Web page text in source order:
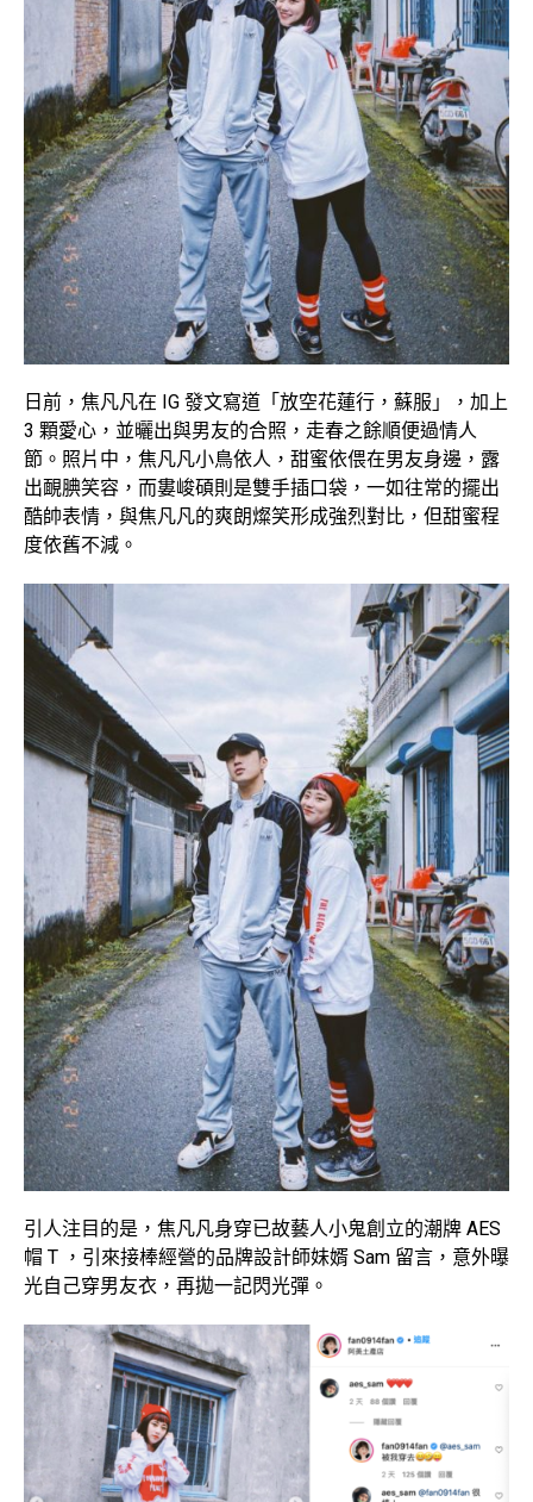
日前，焦凡凡在 IG 發文寫道「放空花蓮行，蘇服」，加上
3 顆愛心，並曬出與男友的合照，走春之餘順便過情人
節。照片中，焦凡凡小鳥依人，甜蜜依偎在男友身邊，露
出靦腆笑容，而婁峻碩則是雙手插口袋，一如往常的擺出
酷帥表情，與焦凡凡的爽朗燦笑形成強烈對比，但甜蜜程
度依舊不減。
引人注目的是，焦凡凡身穿已故藝人小鬼創立的潮牌 AES
帽 T ，引來接棒經營的品牌設計師妹婿 Sam 留言，意外曝
光自己穿男友衣，再拋一記閃光彈。